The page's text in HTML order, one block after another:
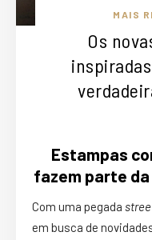
MAIS
Os
Estampas
fazem parte
Com uma pegada
em busca de